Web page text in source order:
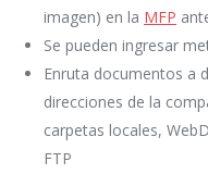
imagen) en la MFP
Se pueden ingresar
Enruta documentos a
direcciones de la
carpetas locales,
FTP